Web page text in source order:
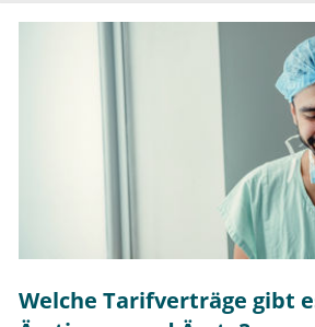
Welche Tarifverträge gibt